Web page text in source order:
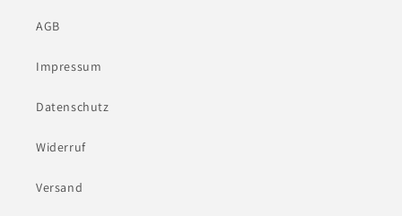
AGB
Impressum
Datenschutz
Widerruf
Versand